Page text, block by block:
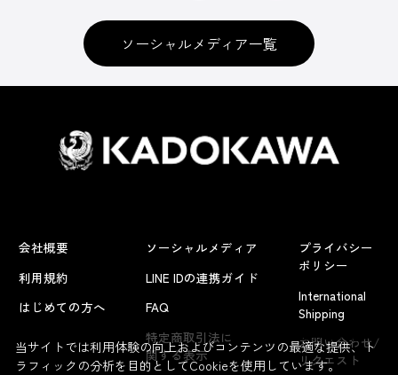
よくあるお問い合わせ
ソーシャルメディア一覧
会社概要
利用規約
はじめての方へ
ソーシャルメディア
LINE IDの連携ガイド
FAQ
特定商取引法に
関する表示
プライバシー
ポリシー
International
Shipping
お問い合わせ/
リクエスト
当サイトでは利用体験の向上およびコンテンツの最適な提供、ト
ラフィックの分析を目的としてCookieを使用しています。